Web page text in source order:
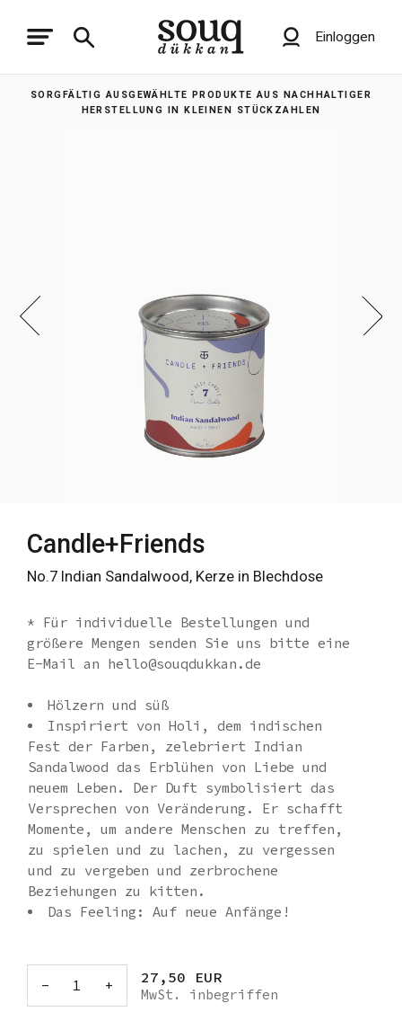
Einloggen
SORGFÄLTIG AUSGEWÄHLTE PRODUKTE AUS NACHHALTIGER
HERSTELLUNG IN KLEINEN STÜCKZAHLEN
Candle+Friends
No.7 Indian Sandalwood, Kerze in Blechdose
* Für individuelle Bestellungen und
größere Mengen senden Sie uns bitte eine
E-Mail an hello@souqdukkan.de
Hölzern und süß
Inspiriert von Holi, dem indischen
Fest der Farben, zelebriert Indian
Sandalwood das Erblühen von Liebe und
neuem Leben. Der Duft symbolisiert das
Versprechen von Veränderung. Er schafft
Momente, um andere Menschen zu treffen,
zu spielen und zu lachen, zu vergessen
und zu vergeben und zerbrochene
Beziehungen zu kitten.
Das Feeling: Auf neue Anfänge!
Herznoten: Schwertlilie, Zedernholz.
Basisnoten: Sandelholz, Ambra,
- 1 + 27,50 EUR
MwSt. inbegriffen